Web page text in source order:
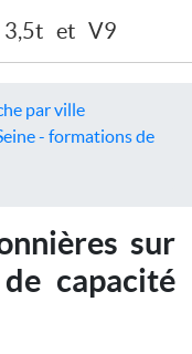
3,5t et V9
par ville
- formations de
sur
capacité